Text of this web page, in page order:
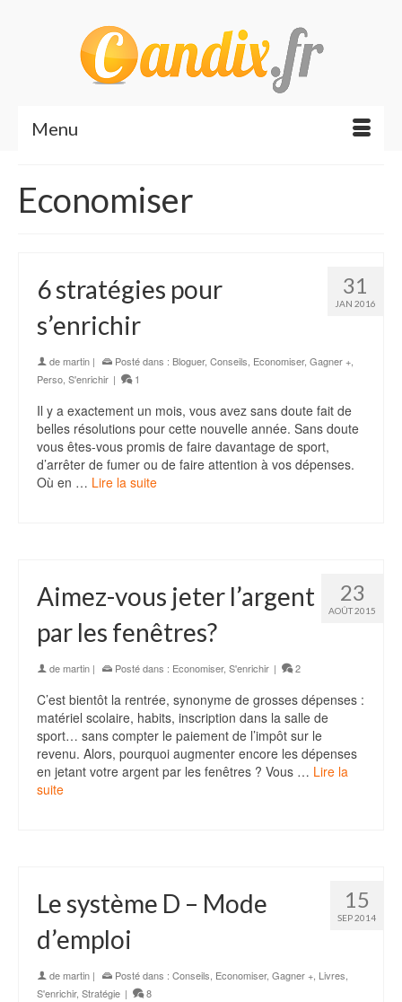
Menu
Economiser
31
JAN 2016
6 stratégies pour
s’enrichir
demartin | Posté dans : Bloguer, Conseils Economiser, Gagner +
Perso S'enrichir | 1
Il y a exactement un mois, vous avez sans doute fait de
belles résolutions pour cette nouvelle année. Sans doute
vous êtes-vous promis de faire davantage de sport,
d’arrêter de fumer ou de faire attention à vos dépenses.
Où en … Lire la suite
23
AOÛT 2015
Aimez-vous jeter l’argent
par les fenêtres?
demartin | Posté dans : Economiser, S'enrichir | 2
C’est bientôt la rentrée, synonyme de grosses dépenses :
matériel scolaire, habits, inscription dans la salle de
sport… sans compter le paiement de l’impôt sur le
revenu. Alors, pourquoi augmenter encore les dépenses
en jetant votre argent par les fenêtres ? Vous … Lire la
suite
15
SEP 2014
Le système D – Mode
d’emploi
demartin | Posté dans : Conseils Economiser, Gagner + Livres
S'enrichir, Stratégie | 8